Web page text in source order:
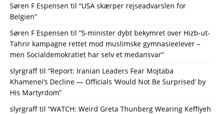
Søren F Espensen til “USA skærper rejseadvarslen for
Belgien”
Søren F Espensen til “S-minister dybt bekymret over Hizb-ut-
Tahrir kampagne rettet mod muslimske gymnasieelever –
men Socialdemokratiet har selv et medansvar”
slyrgraff til “Report: Iranian Leaders Fear Mojtaba
Khamenei’s Decline — Officials ‘Would Not Be Surprised’ by
His Martyrdom”
slyrgraff til “WATCH: Weird Greta Thunberg Wearing Keffiyeh